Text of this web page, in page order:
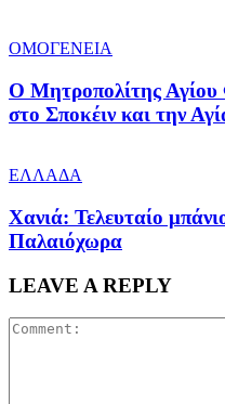
ΟΜΟΓΕΝΕΙΑ
Ο Μητροπολίτης Αγίου
στο Σποκέιν και την
ΕΛΛΑΔΑ
Χανιά: Τελευταίο
Παλαιόχωρα
LEAVE A REPLY